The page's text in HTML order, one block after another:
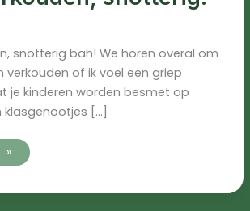
snotterig bah! We horen overal om
verkouden of ik voel een griep
je kinderen worden besmet op
[…]